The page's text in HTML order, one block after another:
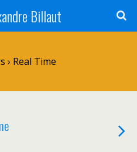
Billaut
› Real Time